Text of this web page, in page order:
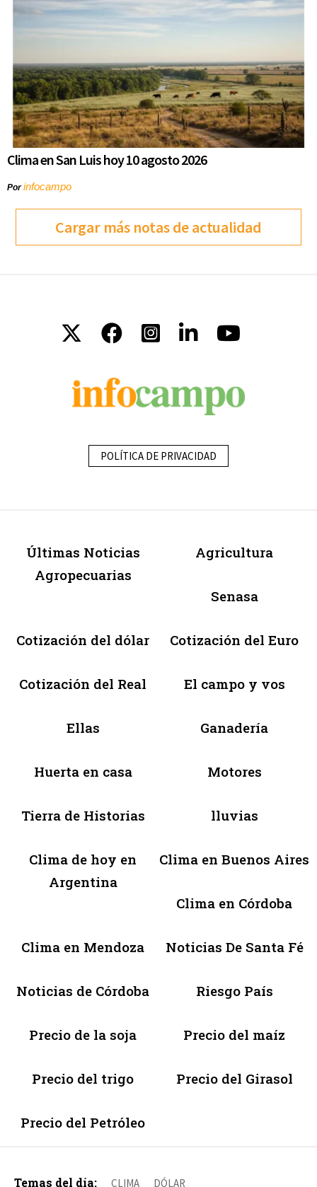
Clima en San Luis hoy 10 agosto 2026
Porinfocampo
Cargar más notas de actualidad
POLÍTICA DE PRIVACIDAD
Últimas Noticias
Agropecuarias
Agricultura
Senasa
Cotización del dólar Cotización del Euro
Cotización del Real El campo y vos
Ellas Ganadería
Huerta en casa Motores
Tierra de Historias lluvias
Clima de hoy en
Argentina
Clima en Buenos Aires
Clima en Córdoba
Clima en Mendoza Noticias De Santa Fé
Noticias de Córdoba Riesgo País
Precio de la soja Precio del maíz
Precio del trigo Precio del Girasol
Precio del Petróleo
Temas del día: CLIMA DÓLAR